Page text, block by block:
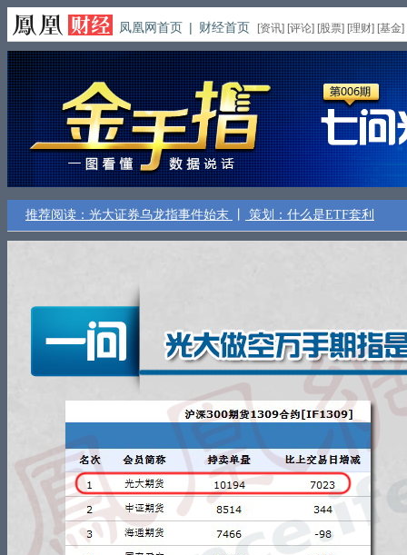
凤凰网首页 | 财经首页 [资讯] [评论] [股票] [理财] [基金]
推荐阅读：光大证券乌龙指事件始末 策划：什么是ETF套利